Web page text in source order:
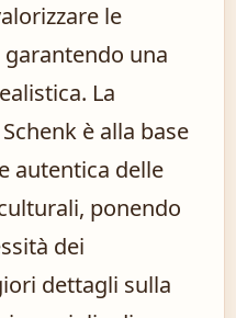
le
una
La
è alla base
autentica delle
ponendo
dei
dettagli sulla